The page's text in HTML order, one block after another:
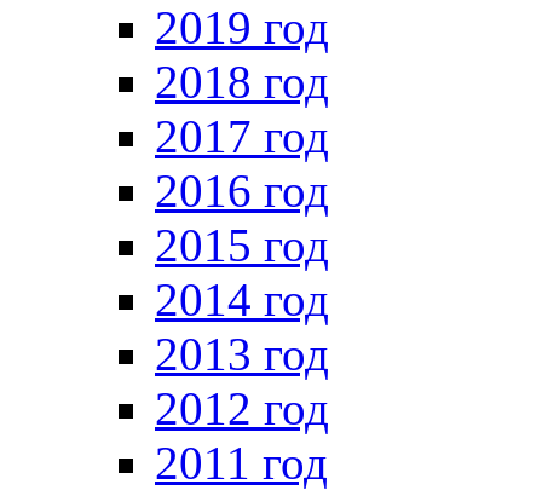
2019 год
2018 год
2017 год
2016 год
2015 год
2014 год
2013 год
2012 год
2011 год